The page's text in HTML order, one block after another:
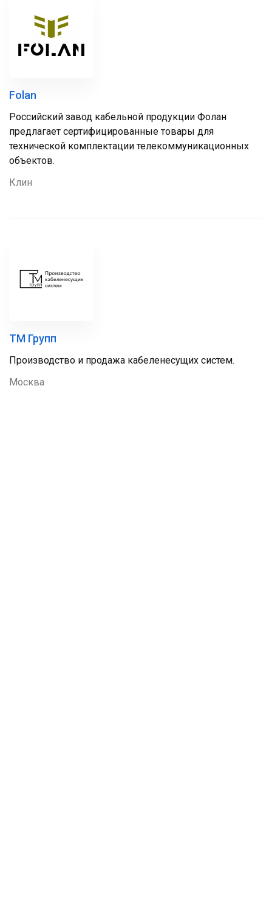
Folan
Российский завод кабельной продукции Фолан
предлагает сертифицированные товары для
технической комплектации телекоммуникационных
объектов.
Клин
ТМ Групп
Производство и продажа кабеленесущих систем.
Москва